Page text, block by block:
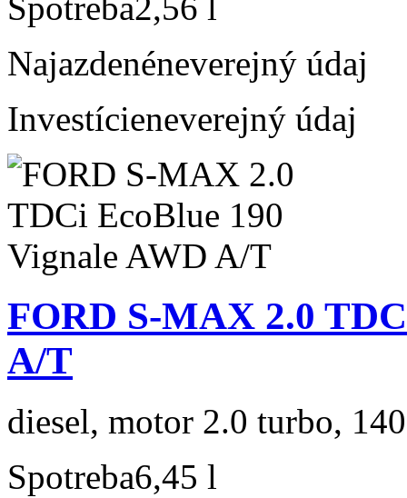
Najazdenéneverejný údaj
Investícieneverejný údaj
FORD S-MAX 2.0
A/T
diesel, motor 2.0 turbo,
Spotreba6,45 l